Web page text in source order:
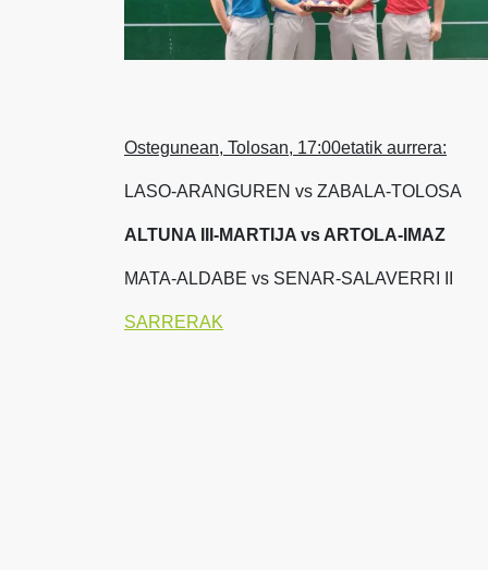
Ostegunean, Tolosan, 17:00etatik aurrera:
LASO-ARANGUREN vs ZABALA-TOLOSA
ALTUNA III-MARTIJA vs ARTOLA-IMAZ
MATA-ALDABE vs SENAR-SALAVERRI II
SARRERAK